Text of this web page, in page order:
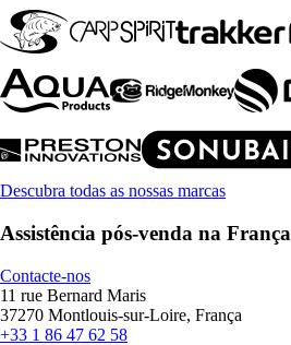
Descubra todas as nossas marcas
Assistência pós-venda na França
Contacte-nos
11 rue Bernard Maris
37270 Montlouis-sur-Loire, França
+33 1 86 47 62 58